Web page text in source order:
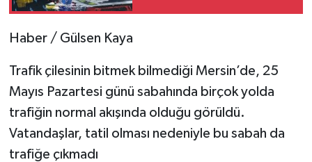
Haber / Gülsen Kaya
Trafik çilesinin bitmek bilmediği Mersin’de, 25
Mayıs Pazartesi günü sabahında birçok yolda
trafiğin normal akışında olduğu görüldü.
Vatandaşlar, tatil olması nedeniyle bu sabah da
trafiğe çıkmadı
Yaşam